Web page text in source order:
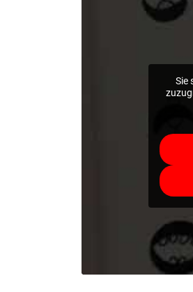
Sie